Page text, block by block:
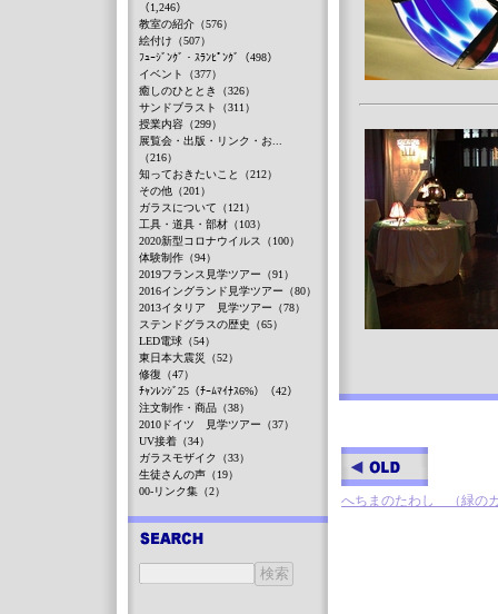
へちまのたわし （緑の
（1,246）
教室の紹介（576）
絵付け（507）
ﾌｭｰｼﾞﾝｸﾞ・ｽﾗﾝﾋﾟﾝｸﾞ（498）
イベント（377）
癒しのひととき（326）
サンドブラスト（311）
授業内容（299）
展覧会・出版・リンク・お...
（216）
知っておきたいこと（212）
その他（201）
ガラスについて（121）
工具・道具・部材（103）
2020新型コロナウイルス（100）
体験制作（94）
2019フランス見学ツアー（91）
2016イングランド見学ツアー（80）
2013イタリア 見学ツアー（78）
ステンドグラスの歴史（65）
LED電球（54）
東日本大震災（52）
修復（47）
ﾁｬﾝﾚﾝｼﾞ25（ﾁｰﾑﾏｲﾅｽ6%）（42）
注文制作・商品（38）
2010ドイツ 見学ツアー（37）
UV接着（34）
ガラスモザイク（33）
生徒さんの声（19）
00-リンク集（2）